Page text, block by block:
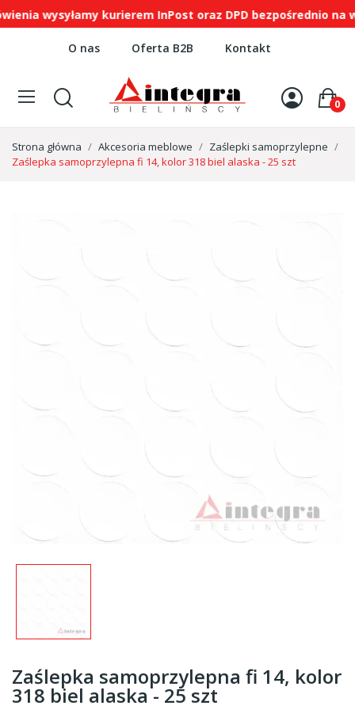
wysyłamy kurierem InPost oraz DPD bezpośrednio na
O nas Oferta B2B Kontakt
0
Strona główna Akcesoria meblowe
Zaślepki samoprzylepne
Zaślepka samoprzylepna fi 14, kolor 318 biel alaska - 25 szt
Zaślepka samoprzylepna fi 14, kolor
318 biel alaska - 25 szt